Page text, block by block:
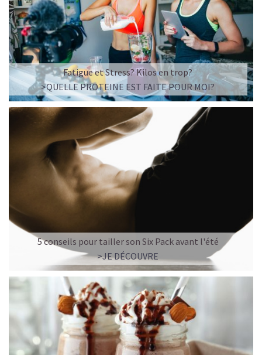
Fatigue et Stress? Kilos en trop?
>QUELLE PROTEINE EST FAITE POUR MOI?
5 conseils pour tailler son Six Pack avant l'été
>JE DÉCOUVRE